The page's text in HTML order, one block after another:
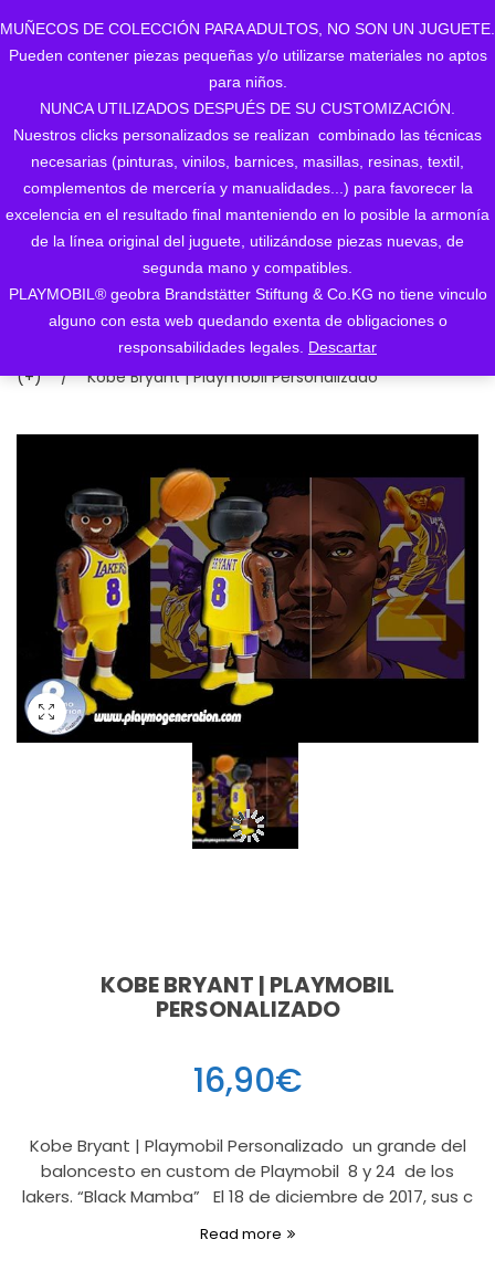
MUÑECOS DE COLECCIÓN PARA ADULTOS, NO SON UN JUGUETE.
Pueden contener piezas pequeñas y/o utilizarse materiales no aptos
para niños.
NUNCA UTILIZADOS DESPUÉS DE SU CUSTOMIZACIÓN.
Nuestros clicks personalizados se realizan combinado las técnicas
necesarias (pinturas, vinilos, barnices, masillas, resinas, textil,
complementos de mercería y manualidades...) para favorecer la
excelencia en el resultado final manteniendo en lo posible la armonía
de la línea original del juguete, utilizándose piezas nuevas, de
segunda mano y compatibles.
PLAYMOBIL® geobra Brandstätter Stiftung & Co.KG no tiene vinculo
alguno con esta web quedando exenta de obligaciones o
responsabilidades legales. Descartar
Kobe Bryant |
Playmobil
Personalizado
Inicio / 1. MOSTRAR TODOS LOS CUSTOMS /
1.
CATEGORIAS (+)
/
DEPORTE PROFESIONAL/AMATEUR
(+)
/ Kobe Bryant | Playmobil Personalizado
KOBE BRYANT | PLAYMOBIL
PERSONALIZADO
16,90€
Kobe Bryant | Playmobil Personalizado un grande del
baloncesto en custom de Playmobil 8 y 24 de los
lakers. “Black Mamba” El 18 de diciembre de 2017, sus c
Read more